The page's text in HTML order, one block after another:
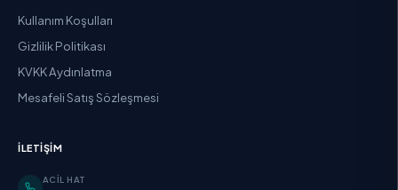
Kullanım Koşulları
Gizlilik Politikası
KVKK Aydınlatma
Mesafeli Satış Sözleşmesi
İLETIŞIM
ACIL HAT